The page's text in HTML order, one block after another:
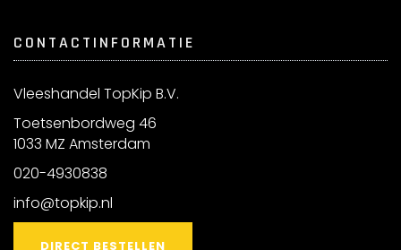
CONTACTINFORMATIE
Vleeshandel TopKip B.V.
Toetsenbordweg 46
1033 MZ Amsterdam
020-4930838
info@topkip.nl
DIRECT BESTELLEN